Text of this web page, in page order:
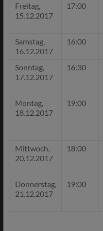
Freitag,
15.12.2017
17:00
Samstag,
16.12.2017
16:00
Sonntag,
17.12.2017
16:30
Montag,
18.12.2017
19:00
Mittwoch,
20.12.2017
18:00
Donnerstag,
21.12.2017
19:00